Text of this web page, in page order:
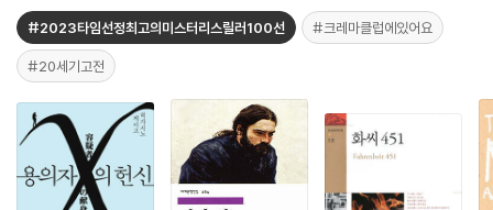
#2023타임선정최고의미스터리스릴러100선 #크레마클럽에있어요
#20세기고전